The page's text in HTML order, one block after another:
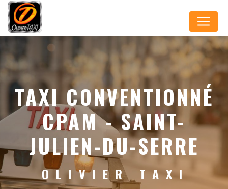
TAXI CONVENTIONNÉ
CPAM - SAINT-
JULIEN-DU-SERRE
OLIVIER TAXI
Panneau de gestion des cookies